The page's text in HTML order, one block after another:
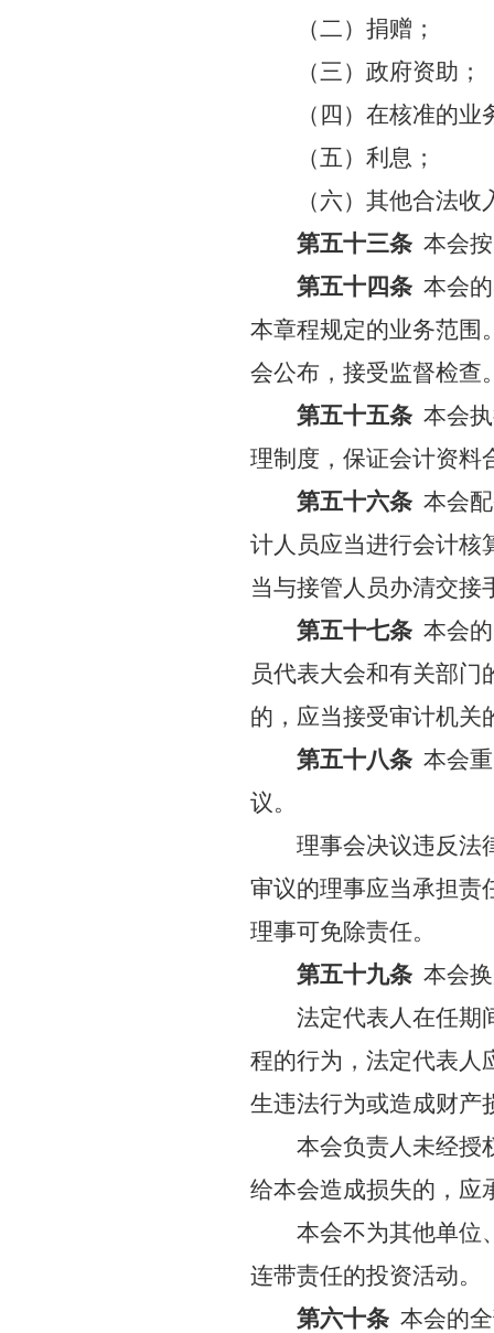
（二）捐赠；
（三）政府资助；
（四）在核准的
（五）利息；
（六）其他合法收
第五十三条 本会
第五十四条 本会
本章程规定的业务范围
会公布，接受监督检查
第五十五条 本会
理制度，保证会计资料
第五十六条 本会
计人员应当进行会计核
当与接管人员办清交接
第五十七条 本会
员代表大会和有关部
的，应当接受审计机关
第五十八条 本会
议。
理事会决议违反法
审议的理事应当承担责
理事可免除责任。
第五十九条 本会
法定代表人在任期
程的行为，法定代表人
生违法行为或造成财产
本会负责人未经授
给本会造成损失的，应
本会不为其他单位
连带责任的投资活动。
第六十条 本会的